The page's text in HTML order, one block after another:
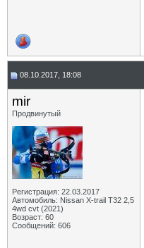
08.10.2017, 18:08
mir
Продвинутый
Регистрация: 22.03.2017
Автомобиль: Nissan X-trail Т32 2,5
4wd cvt (2021)
Возраст: 60
Сообщений: 606